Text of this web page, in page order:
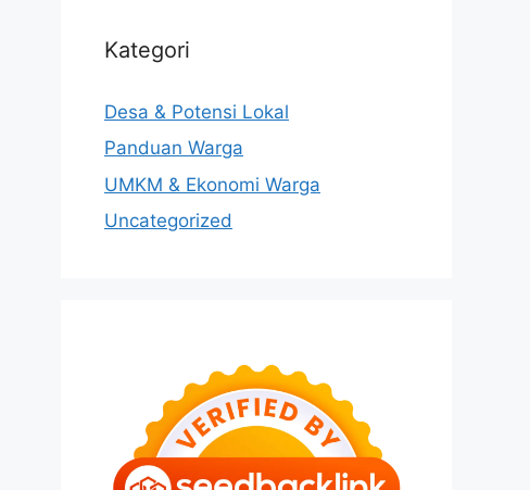
Kategori
Desa & Potensi Lokal
Panduan Warga
UMKM & Ekonomi Warga
Uncategorized